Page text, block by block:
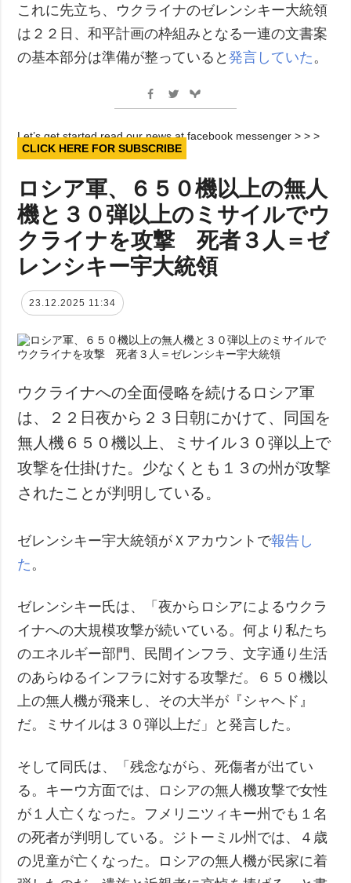
これに先立ち、ウクライナのゼレンシキー大統領
は２２日、和平計画の枠組みとなる一連の文書案
の基本部分は準備が整っていると発言していた 。
Let’s get started read our news at facebook messenger > > >
CLICK HERE FOR SUBSCRIBE
ロシア軍、６５０機以上の無人
機と３０弾以上のミサイルでウ
クライナを攻撃 死者３人＝ゼ
レンシキー宇大統領
23.12.2025 11:34
ウクライナへの全面侵略を続けるロシア軍
は、２２日夜から２３日朝にかけて、同国を
無人機６５０機以上、ミサイル３０弾以上で
攻撃を仕掛けた。少なくとも１３の州が攻撃
されたことが判明している。
ゼレンシキー宇大統領がＸアカウントで報告し
た 。
ゼレンシキー氏は、「夜からロシアによるウクラ
イナへの大規模攻撃が続いている。何より私たち
のエネルギー部門、民間インフラ、文字通り生活
のあらゆるインフラに対する攻撃だ。６５０機以
上の無人機が飛来し、その大半が『シャヘド』
だ。ミサイルは３０弾以上だ」と発言した。
そして同氏は、「残念ながら、死傷者が出てい
る。キーウ方面では、ロシアの無人機攻撃で女性
が１人亡くなった。フメリニツィキー州でも１名
の死者が判明している。ジトーミル州では、４歳
の児童が亡くなった。ロシアの無人機が民家に着